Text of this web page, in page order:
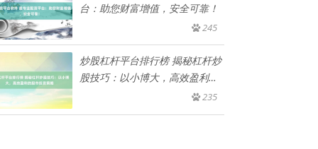
台：助您财富增值，安全可靠！
245
炒股杠杆平台排行榜 揭秘杠杆炒
股技巧：以小博大，高效盈利的
235